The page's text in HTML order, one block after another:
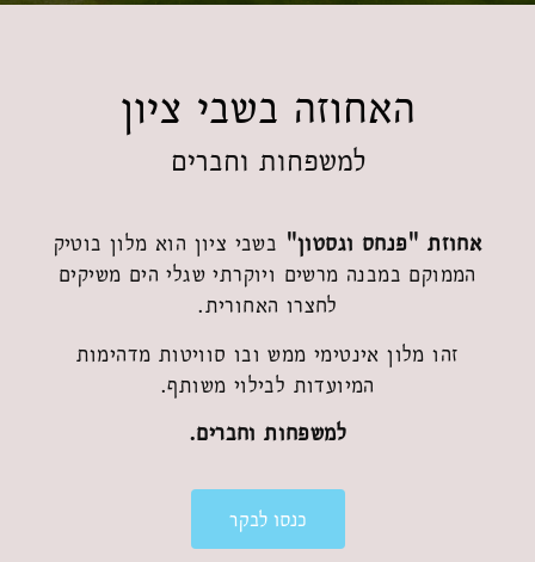
האחוזה בשבי ציון​
למשפחות וחברים
אחוזת "פנחס וגסטון" בשבי ציון הוא מלון בוטיק
הממוקם במבנה מרשים ויוקרתי שגלי הים משיקים
לחצרו האחורית.
זהו מלון אינטימי ממש ובו סוויטות מדהימות
המיועדות לבילוי משותף.
למשפחות וחברים.
כנסו לבקר